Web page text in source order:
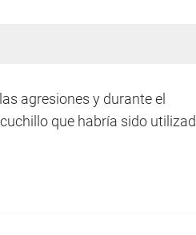
agresiones y durante el
que habría sido